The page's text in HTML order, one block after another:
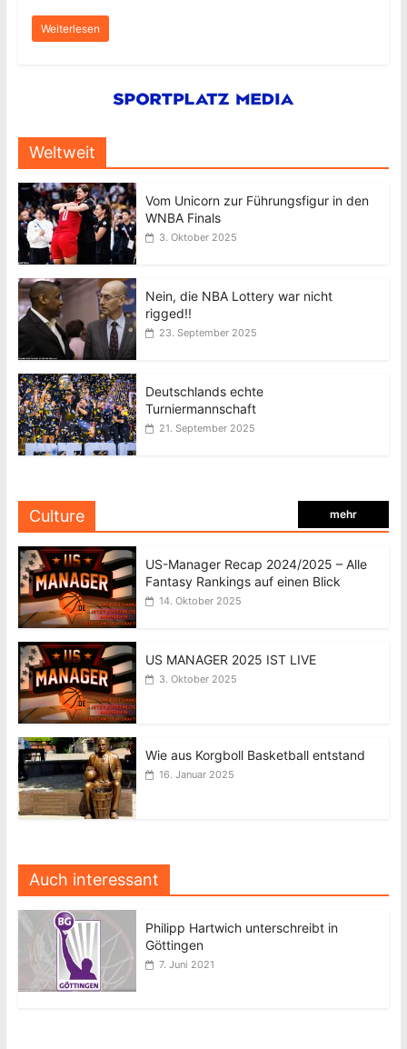
Weiterlesen
Weltweit
Vom Unicorn zur Führungsfigur in den
WNBA Finals
3. Oktober 2025
Nein, die NBA Lottery war nicht
rigged!!
23. September 2025
Deutschlands echte
Turniermannschaft
21. September 2025
Culture mehr
US-Manager Recap 2024/2025 – Alle
Fantasy Rankings auf einen Blick
14. Oktober 2025
US MANAGER 2025 IST LIVE
3. Oktober 2025
Wie aus Korgboll Basketball entstand
16. Januar 2025
Auch interessant
Philipp Hartwich unterschreibt in
Göttingen
7. Juni 2021